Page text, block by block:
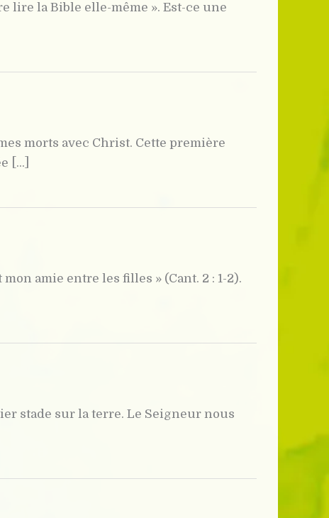
lire la Bible elle-même ». Est-ce une
morts avec Christ. Cette première
[...]
amie entre les filles » (Cant. 2 : 1-2).
stade sur la terre. Le Seigneur nous